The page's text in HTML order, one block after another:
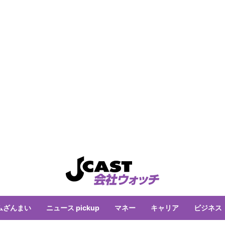
ざんまい ニュース pickup マネー キャリア ビジネス